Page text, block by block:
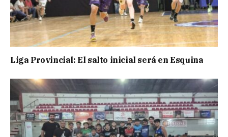
Liga Provincial: El salto inicial será en Esquina